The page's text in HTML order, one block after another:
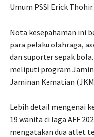
Umum PSSI Erick Thohir.
Nota kesepahaman ini
para pelaku olahraga,
dan suporter sepak
meliputi program
Jaminan Kematian
Lebih detail mengenai
19 wanita di laga AFF
mengatakan dua atlet